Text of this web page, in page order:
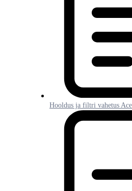
Hooldus ja filtri vahetus